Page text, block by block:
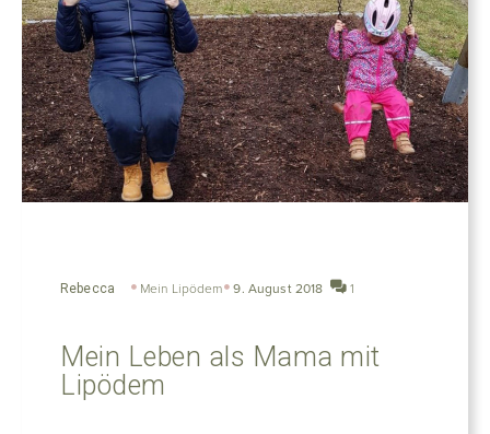
Rebecca Mein Lipödem 9. August 2018 1
Mein Leben als Mama mit
Lipödem